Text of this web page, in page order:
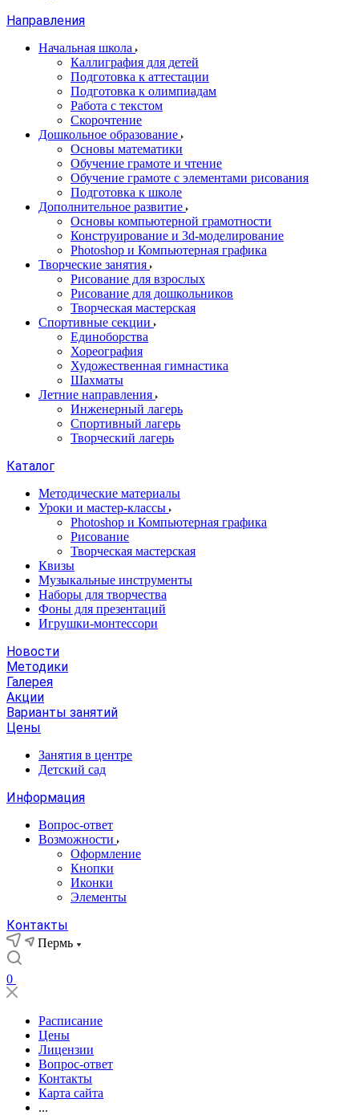
Направления
Начальная школа
Каллиграфия для детей
Подготовка к аттестации
Подготовка к олимпиадам
Работа с текстом
Скорочтение
Дошкольное образование
Основы математики
Обучение грамоте и чтение
Обучение грамоте с элементами рисования
Подготовка к школе
Дополнительное развитие
Основы компьютерной грамотности
Конструирование и 3d-моделирование
Photoshop и Компьютерная графика
Творческие занятия
Рисование для взрослых
Рисование для дошкольников
Творческая мастерская
Спортивные секции
Единоборства
Хореография
Художественная гимнастика
Шахматы
Летние направления
Инженерный лагерь
Спортивный лагерь
Творческий лагерь
Каталог
Методические материалы
Уроки и мастер-классы
Photoshop и Компьютерная графика
Рисование
Творческая мастерская
Квизы
Музыкальные инструменты
Наборы для творчества
Фоны для презентаций
Игрушки-монтессори
Новости
Методики
Галерея
Акции
Варианты занятий
Цены
Занятия в центре
Детский сад
Информация
Вопрос-ответ
Возможности
Оформление
Кнопки
Иконки
Элементы
Контакты
Пермь
0
Расписание
Цены
Лицензии
Вопрос-ответ
Контакты
Карта сайта
...